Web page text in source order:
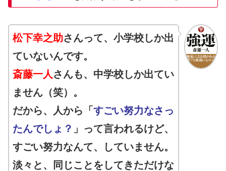
松下幸之助さんって、小学校しか出
ていないんです。
斎藤一人 さんも、中学校しか出てい
ません（笑）。
だから、人から「すごい努力なさっ
たんでしょ？ 」って言われるけど、
すごい努力なんて、していません。
淡々と、同じことをしてきただけな